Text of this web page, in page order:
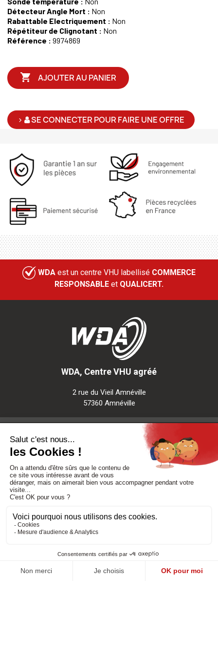
Détecteur Angle Mort : Non
Rabattable Electriquement : Non
Répétiteur de Clignotant : Non
Référence : 9974869
 AJOUTER AU PANIER
> SE CONNECTER POUR FAIRE UNE OFFRE
WDA est un centre VHU labellisé COMMERCE
RESPONSABLE et QUALICERT.
WDA, Centre VHU agréé
2 rue du Vieil Amnéville
57360 Amnéville
Besoin d'aide
Politique de confidentialité- Mentions légales